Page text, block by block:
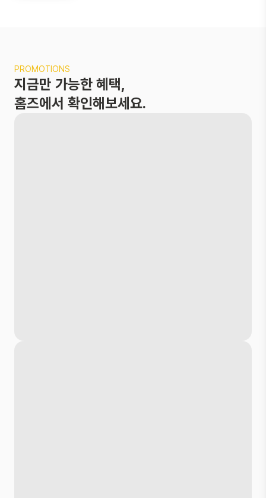
대 및 축소,
한 손가락으로 이
동이 가능해요
PROMOTIONS
지금만 가능한 혜택,
홈즈에서 확인해보세요.